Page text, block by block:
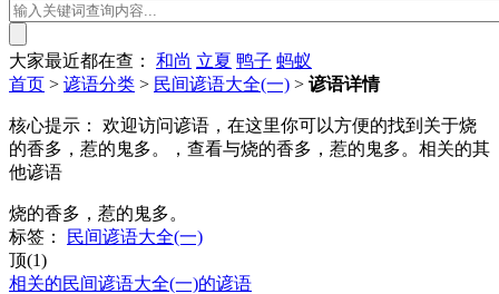
大家最近都在查： 和尚 立夏 鸭子 蚂蚁
首页 > 谚语分类 > 民间谚语大全(一) > 谚语详情
核心提示：
欢迎访问谚语，在这里你可以方便的找到关于烧
的香多，惹的鬼多。，查看与烧的香多，惹的鬼多。相关的其
他谚语
烧的香多，惹的鬼多。
标签：
民间谚语大全(一)
顶(1)
相关的民间谚语大全(一)的谚语